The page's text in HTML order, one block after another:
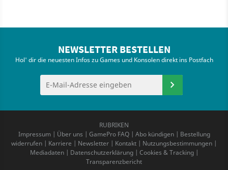
NEWSLETTER BESTELLEN
Hol' dir die neuesten Infos zu Games und Konsolen direkt ins Postfach
RUBRIKEN
Impressum| Über uns | GamePro FAQ| Abo kündigen| Bestellung
widerrufen | Karriere | Newsletter | Kontakt | Nutzungsbestimmungen |
Mediadaten| Datenschutzerklärung| Cookies & Tracking|
Transparenzbericht